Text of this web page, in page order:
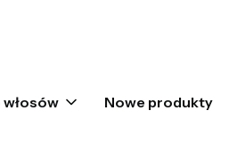
koszyku: 0. Zobacz szczegóły
Nowe produkty